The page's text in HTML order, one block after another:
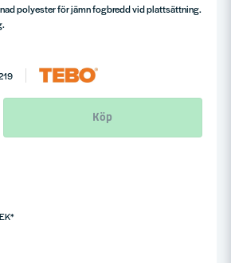
polyester för jämn fogbredd vid plattsättning.
Köp